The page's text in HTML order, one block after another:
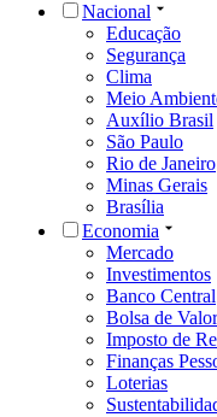
Nacional
Educação
Segurança
Clima
Meio
Auxílio Brasil
São Paulo
Rio de Janeiro
Minas Gerais
Brasília
Economia
Mercado
Investimentos
Banco Central
Bolsa de
Imposto de
Finanças
Loterias